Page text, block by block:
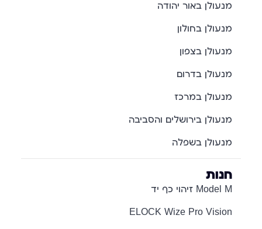
מנעולן באור יהודה
מנעולן בחולון
מנעולן בצפון
מנעולן בדרום
מנעולן במרכז
מנעולן בירושלים והסביבה
מנעולן בשפלה
חנות
Model M זיהוי כף יד
ELOCK Wize Pro Vision